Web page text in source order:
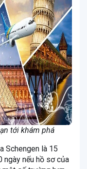
tới khám phá
Schengen là 15
ngày nếu hồ sơ của